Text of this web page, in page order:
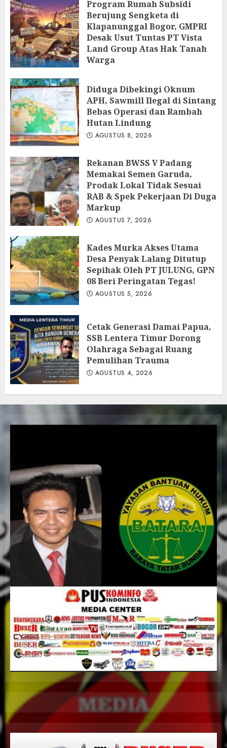
Program Rumah Subsidi
Berujung Sengketa di
Klapanunggal Bogor, GMPRI
Desak Usut Tuntas PT Vista
Land Group Atas Hak Tanah
Warga
Diduga Dibekingi Oknum
APH, Sawmill Ilegal di Sintang
Bebas Operasi dan Rambah
Hutan Lindung
AGUSTUS 8, 2026
Rekanan BWSS V Padang
Memakai Semen Garuda,
Prodak Lokal Tidak Sesuai
RAB & Spek Pekerjaan Di Duga
Markup
AGUSTUS 7, 2026
Kades Murka Akses Utama
Desa Penyak Lalang Ditutup
Sepihak Oleh PT JULUNG, GPN
08 Beri Peringatan Tegas!
AGUSTUS 5, 2026
Cetak Generasi Damai Papua,
SSB Lentera Timur Dorong
Olahraga Sebagai Ruang
Pemulihan Trauma
AGUSTUS 4, 2026